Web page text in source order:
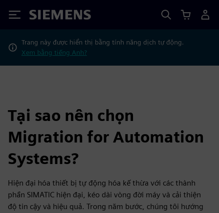
Siemens
Trang này được hiển thị bằng tính năng dịch tự động.
Xem bằng tiếng Anh?
Tại sao nên chọn
Migration for Automation
Systems?
Hiện đại hóa thiết bị tự động hóa kế thừa với các thành
phần SIMATIC hiện đại, kéo dài vòng đời máy và cải thiện
độ tin cậy và hiệu quả. Trong năm bước, chúng tôi hướng